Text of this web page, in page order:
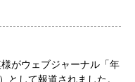
がウェブジャーナル「年
して報道されました。